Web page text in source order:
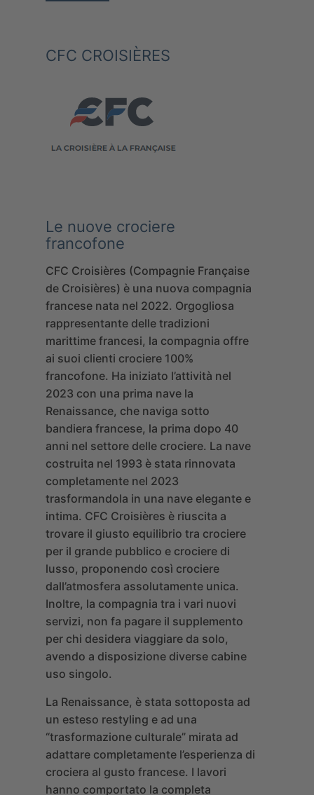
CFC CROISIÈRES
Le nuove crociere
francofone
CFC Croisières (Compagnie Française
de Croisières) è una nuova compagnia
francese nata nel 2022. Orgogliosa
rappresentante delle tradizioni
marittime francesi, la compagnia offre
ai suoi clienti crociere 100%
francofone. Ha iniziato l’attività nel
2023 con una prima nave la
Renaissance, che naviga sotto
bandiera francese, la prima dopo 40
anni nel settore delle crociere. La nave
costruita nel 1993 è stata rinnovata
completamente nel 2023
trasformandola in una nave elegante e
intima. CFC Croisières è riuscita a
trovare il giusto equilibrio tra crociere
per il grande pubblico e crociere di
lusso, proponendo così crociere
dall’atmosfera assolutamente unica.
Inoltre, la compagnia tra i vari nuovi
servizi, non fa pagare il supplemento
per chi desidera viaggiare da solo,
avendo a disposizione diverse cabine
uso singolo.
La Renaissance, è stata sottoposta ad
un esteso restyling e ad una
“trasformazione culturale” mirata ad
adattare completamente l’esperienza di
crociera al gusto francese. I lavori
hanno comportato la completa